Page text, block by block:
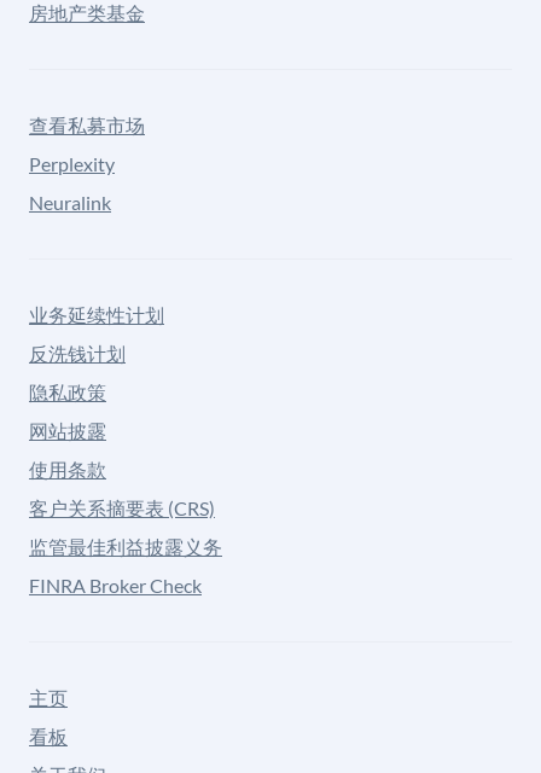
房地产类基金
查看私募市场
Perplexity
Neuralink
业务延续性计划
反洗钱计划
隐私政策
网站披露
使用条款
客户关系摘要表 (CRS)
监管最佳利益披露义务
FINRA Broker Check
主页
看板